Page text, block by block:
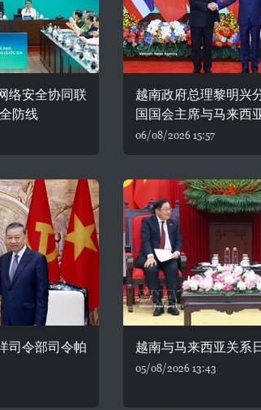
络安全协同联
防线
越南政府总理黎明兴
国国会主席与马来西
06/08/2026 15:57
司令部司令帕
越南与马来西亚关系
05/08/2026 13:43